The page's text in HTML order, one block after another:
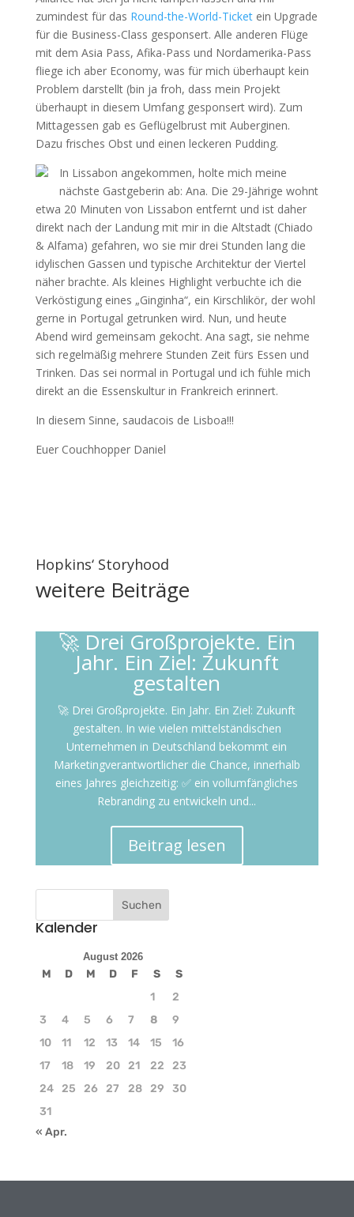
zumindest für das Round-the-World-Ticket ein Upgrade
für die Business-Class gesponsert. Alle anderen Flüge
mit dem Asia Pass, Afika-Pass und Nordamerika-Pass
fliege ich aber Economy, was für mich überhaupt kein
Problem darstellt (bin ja froh, dass mein Projekt
überhaupt in diesem Umfang gesponsert wird). Zum
Mittagessen gab es Geflügelbrust mit Auberginen.
Dazu frisches Obst und einen leckeren Pudding.
In Lissabon angekommen, holte mich meine
nächste Gastgeberin ab: Ana. Die 29-Jährige wohnt
etwa 20 Minuten von Lissabon entfernt und ist daher
direkt nach der Landung mit mir in die Altstadt (Chiado
& Alfama) gefahren, wo sie mir drei Stunden lang die
idylischen Gassen und typische Architektur der Viertel
näher brachte. Als kleines Highlight verbuchte ich die
Verköstigung eines „Ginginha“, ein Kirschlikör, der wohl
gerne in Portugal getrunken wird. Nun, und heute
Abend wird gemeinsam gekocht. Ana sagt, sie nehme
sich regelmäßig mehrere Stunden Zeit fürs Essen und
Trinken. Das sei normal in Portugal und ich fühle mich
direkt an die Essenskultur in Frankreich erinnert.
In diesem Sinne, saudacois de Lisboa!!!
Euer Couchhopper Daniel
Hopkins‘ Storyhood
weitere Beiträge
🚀 Drei Großprojekte. Ein
Jahr. Ein Ziel: Zukunft
gestalten
🚀 Drei Großprojekte. Ein Jahr. Ein Ziel: Zukunft
gestalten. In wie vielen mittelständischen
Unternehmen in Deutschland bekommt ein
Marketingverantwortlicher die Chance, innerhalb
eines Jahres gleichzeitig: ✅ ein vollumfängliches
Rebranding zu entwickeln und...
Beitrag lesen
Kalender
August 2026
M D M D F S
S
1
2
3
4 5 6 7 8
9
10
11 12 13 14 15
16
17
18 19 20 21 22
23
24
25 26 27 28 29
30
31
« Apr.